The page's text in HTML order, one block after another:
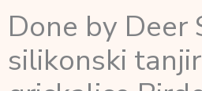
Done by Deer
silikonski